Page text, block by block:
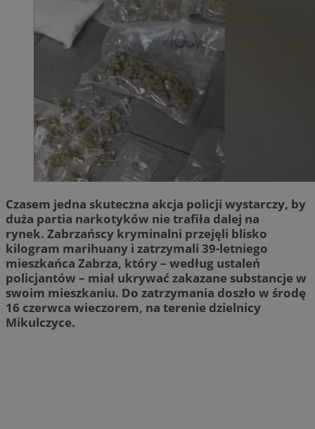
Czasem jedna skuteczna akcja policji wystarczy, by
duża partia narkotyków nie trafiła dalej na
rynek. Zabrzańscy kryminalni przejęli blisko
kilogram marihuany i zatrzymali 39-letniego
mieszkańca Zabrza, który – według ustaleń
policjantów – miał ukrywać zakazane substancje w
swoim mieszkaniu. Do zatrzymania doszło w środę
16 czerwca wieczorem, na terenie dzielnicy
Mikulczyce.